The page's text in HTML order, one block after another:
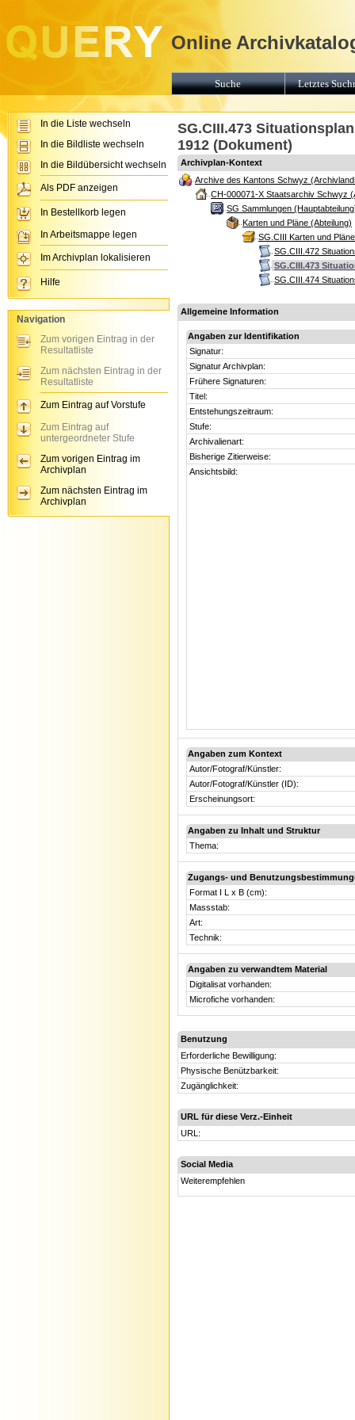
SG.CIII.473
1912 (Dokument)
Archivplan-Kontext
Archive des Kantons Schwyz
CH-000071-X Staatsarchiv Schwyz
SG Sammlungen
Karten und Pläne (Abteilung)
SG.CIII Karten und
SG.CIII.472
SG.CIII.473
SG.CIII.474
Allgemeine Information
Angaben zur Identifikation
Signatur:
Signatur Archivplan:
Frühere Signaturen:
Titel:
Entstehungszeitraum:
Stufe:
Archivalienart:
Bisherige Zitierweise:
Ansichtsbild:
Angaben zum Kontext
Autor/Fotograf/Künstler:
Autor/Fotograf/Künstler (ID):
Erscheinungsort:
Angaben zu Inhalt und Struktur
Thema:
Zugangs- und
Format I L x B (cm):
Massstab:
Art:
Technik:
Angaben zu verwandtem Material
Digitalisat vorhanden:
Microfiche vorhanden:
Benutzung
Erforderliche Bewilligung:
Physische Benützbarkeit:
Zugänglichkeit:
URL für diese Verz.-Einheit
URL:
Social Media
Weiterempfehlen
Online
Suche Letztes
In die Liste wechseln
In die Bildliste wechseln
In die Bildübersicht wechseln
Als PDF anzeigen
In Bestellkorb legen
In Arbeitsmappe legen
Im Archivplan lokalisieren
Hilfe
Navigation
Zum vorigen Eintrag in der
Resultatliste
Zum nächsten Eintrag in der
Resultatliste
Zum Eintrag auf Vorstufe
Zum Eintrag auf
untergeordneter Stufe
Zum vorigen Eintrag im
Archivplan
Zum nächsten Eintrag im
Archivplan